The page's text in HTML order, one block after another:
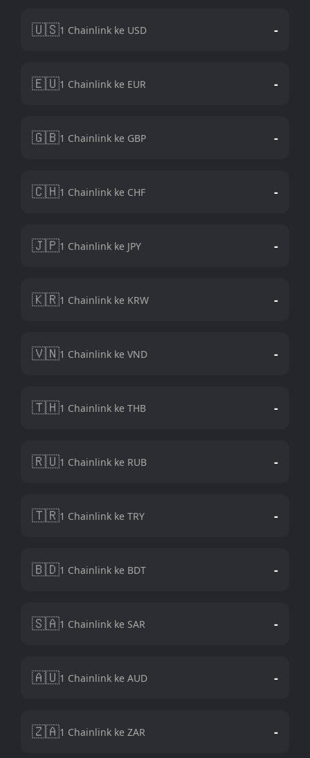
🇺🇸1 Chainlink ke USD -
🇪🇺1 Chainlink ke EUR -
🇬🇧1 Chainlink ke GBP -
🇨🇭1 Chainlink ke CHF -
🇯🇵1 Chainlink ke JPY -
🇰🇷1 Chainlink ke KRW -
🇻🇳1 Chainlink ke VND -
🇹🇭1 Chainlink ke THB -
🇷🇺1 Chainlink ke RUB -
🇹🇷1 Chainlink ke TRY -
🇧🇩1 Chainlink ke BDT -
🇸🇦1 Chainlink ke SAR -
🇦🇺1 Chainlink ke AUD -
🇿🇦1 Chainlink ke ZAR -